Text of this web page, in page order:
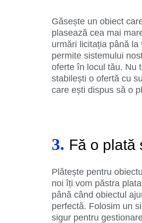
Găsește un obiect
plasează cea mai
urmări licitația până la
permite sistemului
oferte în locul tău. Nu
stabilești o ofertă cu
care ești dispus să o
3. Fă o plată
Plătește pentru
noi îți vom păstra
până când obiectul
perfectă. Folosim un
sigur pentru